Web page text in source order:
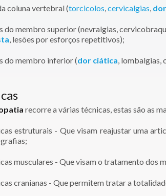
coluna vertebral (torcicolos,cervicalgias,
do membro superior (nevralgias,
, lesões por esforços repetitivos);
do membro inferior (dor ciática, lombalgias,
recorre a várias técnicas, estas são as
estruturais - Que visam reajustar uma
musculares - Que visam o tratamento dos
cranianas - Que permitem tratar a